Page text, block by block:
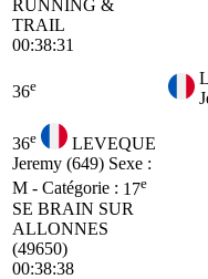
RUNNING &
TRAIL
00:38:31
36e
36e
LEVEQUE
Jeremy (649) Sexe :
M - Catégorie : 17e
SE BRAIN SUR
ALLONNES
(49650)
00:38:38